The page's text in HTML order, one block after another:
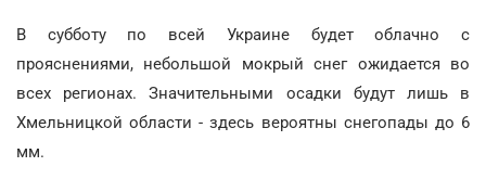
В субботу по всей Украине будет облачно с
прояснениями, небольшой мокрый снег ожидается во
всех регионах. Значительными осадки будут лишь в
Хмельницкой области - здесь вероятны снегопады до 6
мм.